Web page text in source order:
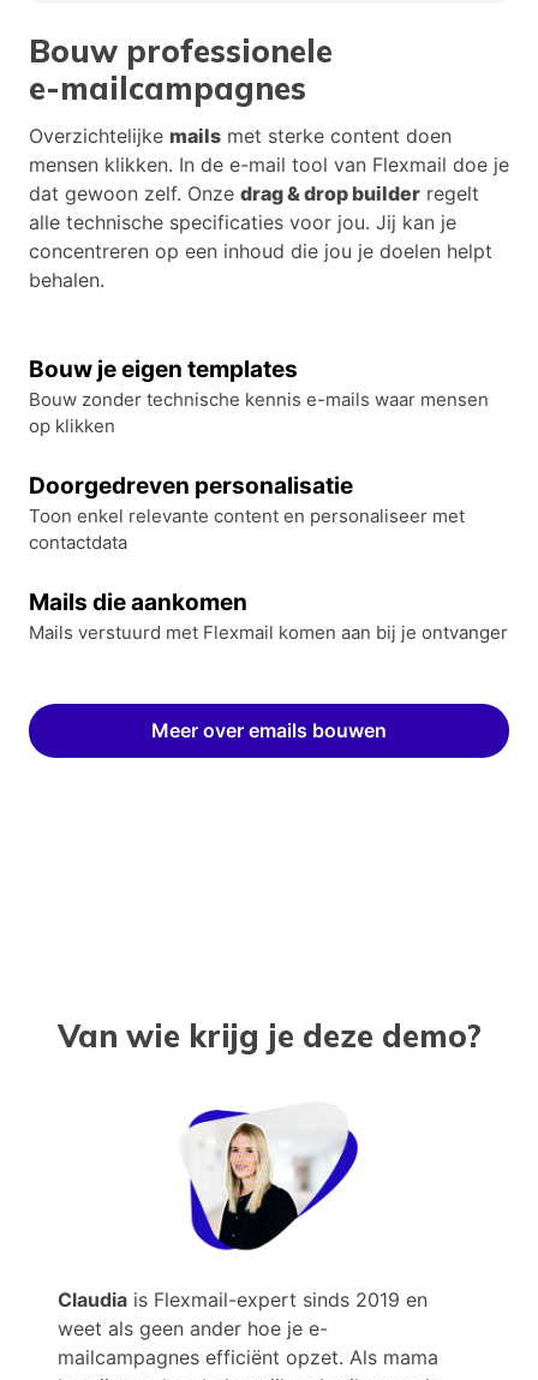
Bouw professionele
e-mailcampagnes
Overzichtelijke mails met sterke content doen
mensen klikken. In de e-mail tool van Flexmail doe je
dat gewoon zelf. Onze drag & drop builder regelt
alle technische specificaties voor jou. Jij kan je
concentreren op een inhoud die jou je doelen helpt
behalen.
Bouw je eigen templates
Bouw zonder technische kennis e-mails waar mensen
op klikken
Doorgedreven personalisatie
Toon enkel relevante content en personaliseer met
contactdata
Mails die aankomen
Mails verstuurd met Flexmail komen aan bij je ontvanger
Meer over emails bouwen
Van wie krijg je deze demo?
Claudia is Flexmail-expert sinds 2019 en
weet als geen ander hoe je e-
mailcampagnes efficiënt opzet. Als mama